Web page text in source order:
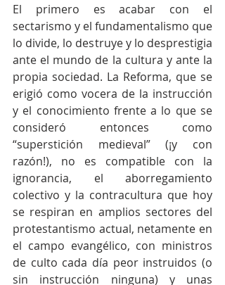
El primero es acabar con el
sectarismo y el fundamentalismo que
lo divide, lo destruye y lo desprestigia
ante el mundo de la cultura y ante la
propia sociedad. La Reforma, que se
erigió como vocera de la instrucción
y el conocimiento frente a lo que se
consideró entonces como
“superstición medieval” (¡y con
razón!), no es compatible con la
ignorancia, el aborregamiento
colectivo y la contracultura que hoy
se respiran en amplios sectores del
protestantismo actual, netamente en
el campo evangélico, con ministros
de culto cada día peor instruidos (o
sin instrucción ninguna) y unas